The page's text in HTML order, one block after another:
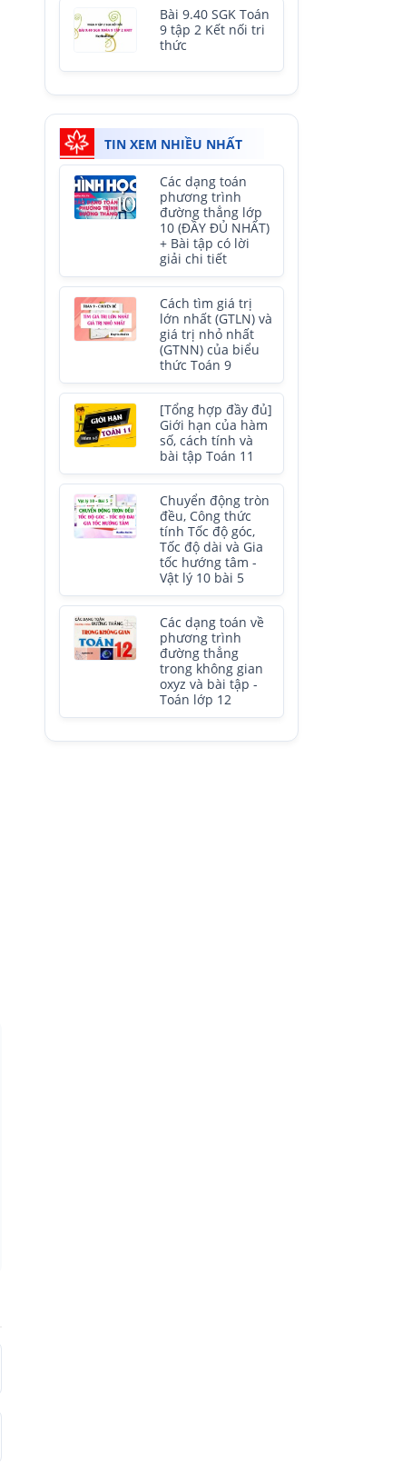
Bài 9.40 SGK Toán
9 tập 2 Kết nối tri
thức
TIN XEM NHIỀU NHẤT
Các dạng toán
phương trình
đường thẳng lớp
10 (ĐẦY ĐỦ NHẤT)
+ Bài tập có lời
giải chi tiết
Cách tìm giá trị
lớn nhất (GTLN) và
giá trị nhỏ nhất
(GTNN) của biểu
thức Toán 9
[Tổng hợp đầy đủ]
Giới hạn của hàm
số, cách tính và
bài tập Toán 11
Chuyển động tròn
đều, Công thức
tính Tốc độ góc,
Tốc độ dài và Gia
tốc hướng tâm -
Vật lý 10 bài 5
Các dạng toán về
phương trình
đường thẳng
trong không gian
oxyz và bài tập -
Toán lớp 12